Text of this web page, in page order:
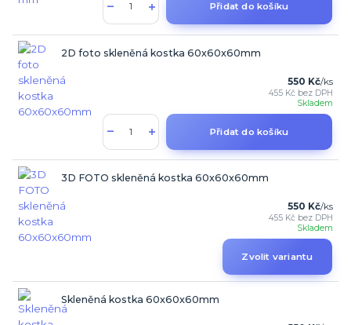
Přidat do košíku
2D foto skleněná kostka 60x60x60mm
550 Kč/ks
455 Kč bez DPH
Skladem
Přidat do košíku
3D FOTO skleněná kostka 60x60x60mm
550 Kč/ks
455 Kč bez DPH
Skladem
Zvolit variantu
Skleněná kostka 60x60x60mm